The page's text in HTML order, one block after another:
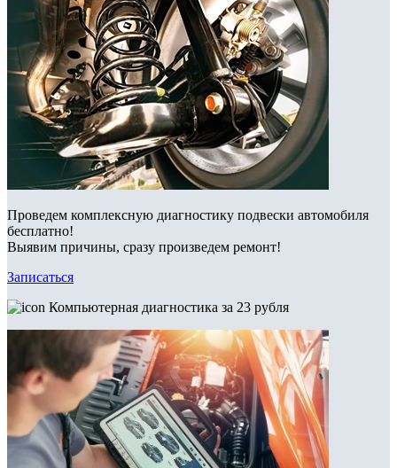
Проведем комплексную диагностику подвески автомобиля
бесплатно!
Выявим причины, сразу произведем ремонт!
Записаться
Компьютерная диагностика за 23 рубля